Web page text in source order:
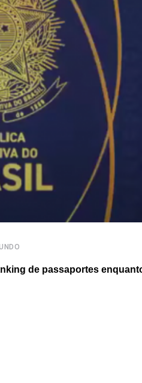
de passaportes